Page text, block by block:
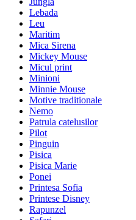
Lebada
Leu
Maritim
Mica Sirena
Mickey Mouse
Micul print
Minioni
Minnie Mouse
Motive traditionale
Nemo
Patrula catelusilor
Pilot
Pinguin
Pisica
Pisica Marie
Ponei
Printesa Sofia
Printese Disney
Rapunzel